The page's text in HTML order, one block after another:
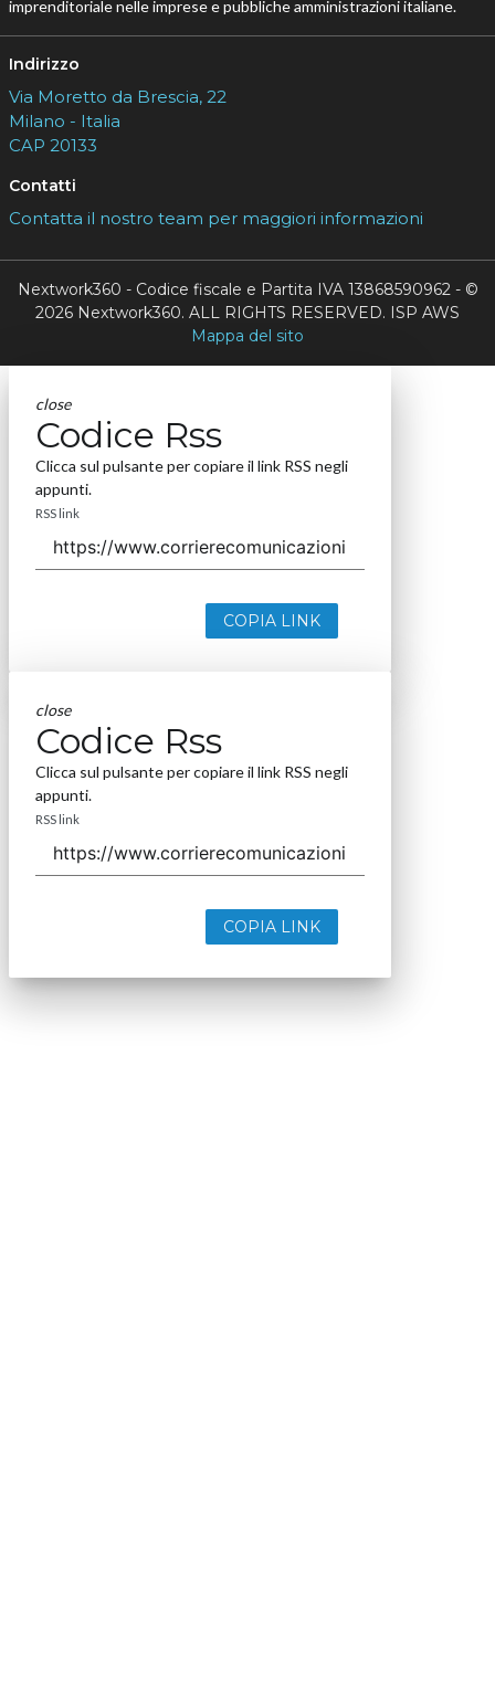
imprenditoriale nelle imprese e pubbliche amministrazioni italiane.
Indirizzo
Via Moretto da Brescia, 22
Milano - Italia
CAP 20133
Contatti
Contatta il nostro team per maggiori informazioni
Nextwork360 - Codice fiscale e Partita IVA 13868590962 - ©
2026 Nextwork360. ALL RIGHTS RESERVED. ISP AWS
Mappa del sito
close
Codice Rss
Clicca sul pulsante per copiare il link RSS negli
appunti.
RSS link
COPIA LINK
close
Codice Rss
Clicca sul pulsante per copiare il link RSS negli
appunti.
RSS link
COPIA LINK